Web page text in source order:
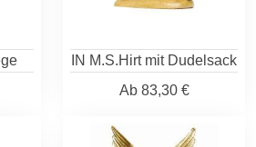
IN M.S.Hirt mit Dudelsack
Ab83,30 €